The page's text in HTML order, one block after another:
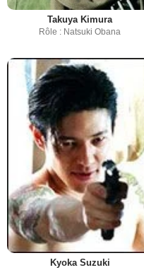
Takuya Kimura
Rôle : Natsuki Obana
Kyoka Suzuki